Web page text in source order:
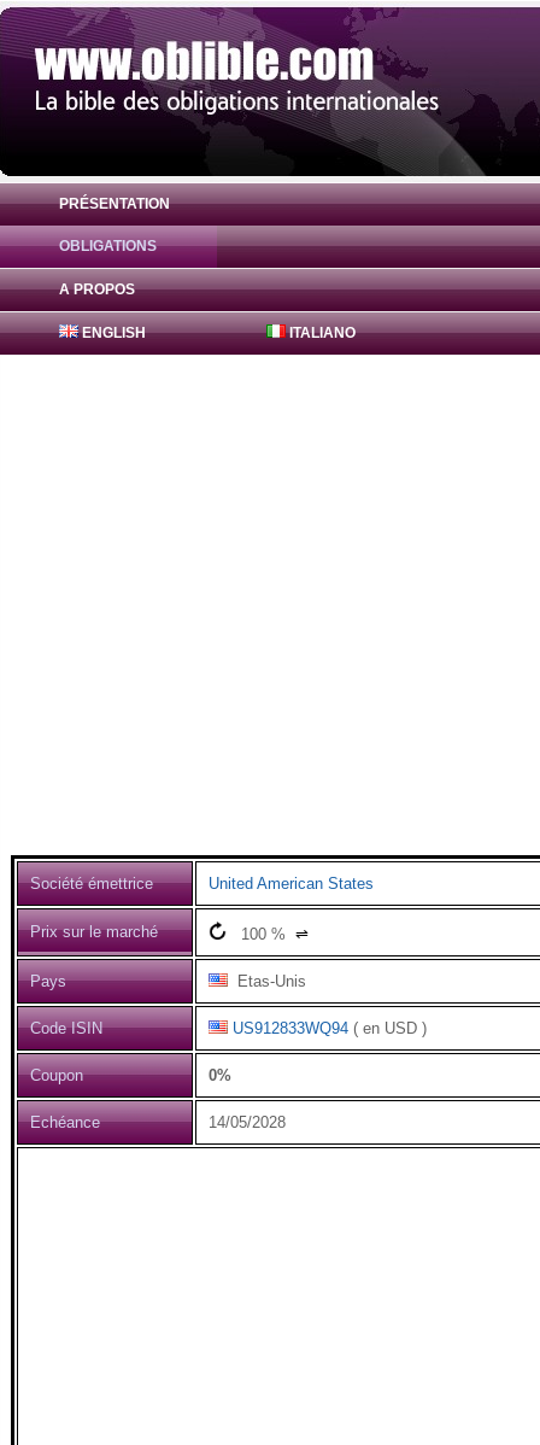
PRÉSENTATION
OBLIGATIONS
A PROPOS
ENGLISH ITALIANO
Obligation United American States 0% (
Société émettrice United American States
Prix sur le marché 100 % ⇌
Pays Etas-Unis
Code ISIN US912833WQ94 ( en USD )
Coupon 0%
Echéance 14/05/2028